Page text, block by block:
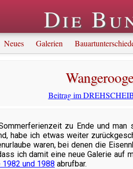
Beitrag im
zu Ende und
habe ich etwas weiter
waren, bei denen die
ich damit eine neue Galerie
1982 und 1988 abrufbar.
Die
Neues Galerien